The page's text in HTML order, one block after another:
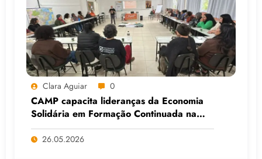
Clara Aguiar 0
CAMP capacita lideranças da Economia
Solidária em Formação Continuada na
Faculdade do Assentamento do MST, em
Viamão (RS)
26.05.2026